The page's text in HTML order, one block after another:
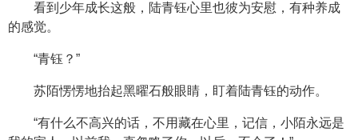
看到少年成长这般，陆青钰心里也彼为安慰，有种养成
的感觉。
“青钰？”
苏陌愣愣地抬起黑曜石般眼睛，盯着陆青钰的动作。
“有什么不高兴的话，不用藏在心里，记信，小陌永远是